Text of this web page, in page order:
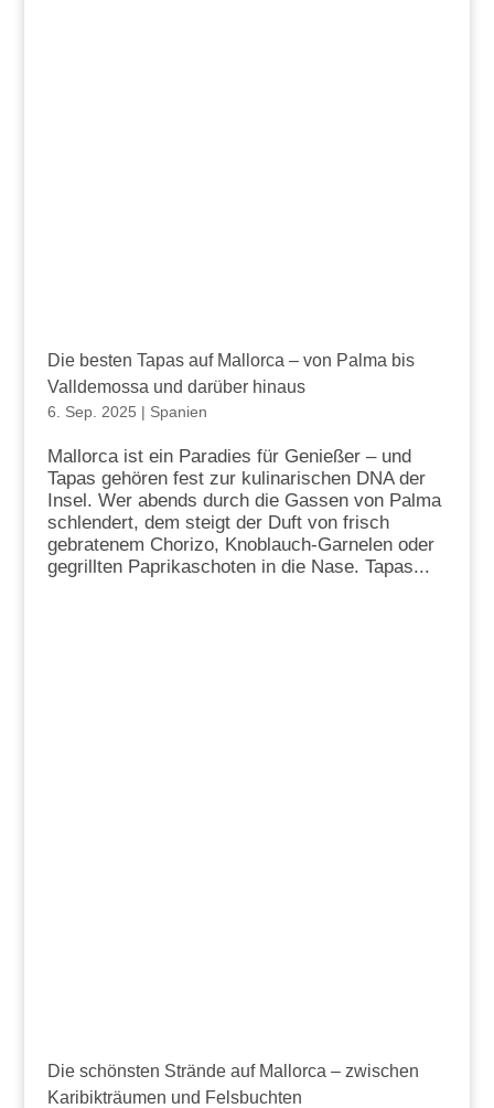
Die besten Tapas auf Mallorca – von Palma bis
Valldemossa und darüber hinaus
6. Sep. 2025 | Spanien
Mallorca ist ein Paradies für Genießer – und
Tapas gehören fest zur kulinarischen DNA der
Insel. Wer abends durch die Gassen von Palma
schlendert, dem steigt der Duft von frisch
gebratenem Chorizo, Knoblauch-Garnelen oder
gegrillten Paprikaschoten in die Nase. Tapas...
Die schönsten Strände auf Mallorca – zwischen
Karibikträumen und Felsbuchten